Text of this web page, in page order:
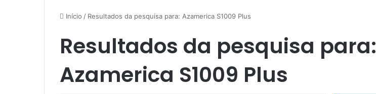
Início / Resultados da pesquisa para: Azamerica S1009 Plus
Resultados da pesquisa para:
Azamerica S1009 Plus